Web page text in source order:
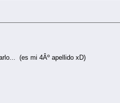
(es mi 4Âº apellido xD)